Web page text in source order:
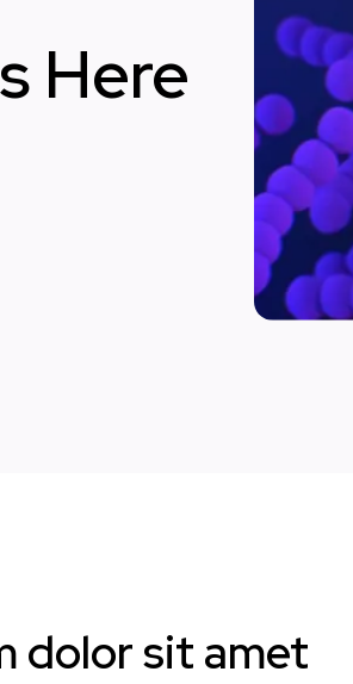
Here
dolor sit amet